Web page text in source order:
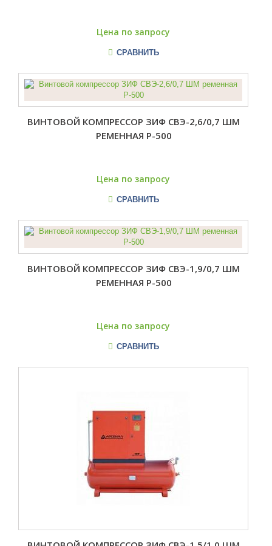
Цена по запросу
СРАВНИТЬ
ВИНТОВОЙ КОМПРЕССОР ЗИФ СВЭ-2,6/0,7 ШМ
РЕМЕННАЯ Р-500
Цена по запросу
СРАВНИТЬ
ВИНТОВОЙ КОМПРЕССОР ЗИФ СВЭ-1,9/0,7 ШМ
РЕМЕННАЯ Р-500
Цена по запросу
СРАВНИТЬ